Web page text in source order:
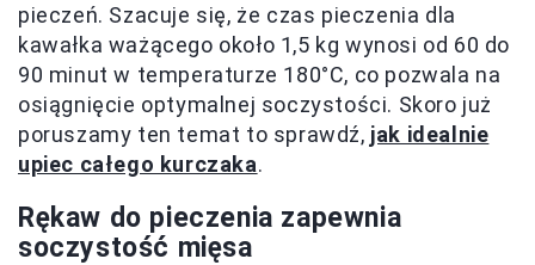
pieczeń. Szacuje się, że czas pieczenia dla
kawałka ważącego około 1,5 kg wynosi od 60 do
90 minut w temperaturze 180°C, co pozwala na
osiągnięcie optymalnej soczystości. Skoro już
poruszamy ten temat to sprawdź, jak idealnie
upiec całego kurczaka.
Rękaw do pieczenia zapewnia
soczystość mięsa